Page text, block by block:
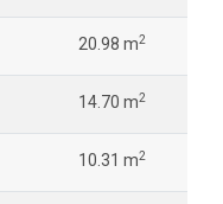
20.98 m2
14.70 m2
10.31 m2